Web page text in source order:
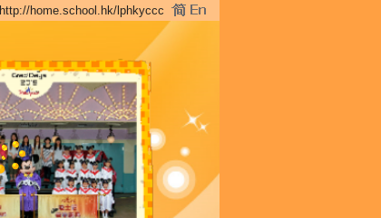
http://home.school.hk/lphkyccc